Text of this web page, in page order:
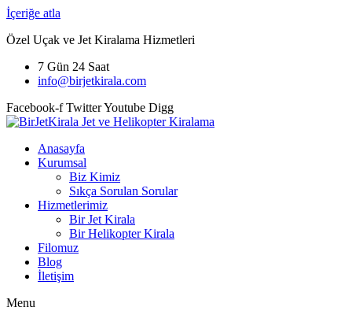
İçeriğe atla
Özel Uçak ve Jet Kiralama Hizmetleri
7 Gün 24 Saat
info@birjetkirala.com
Facebook-f TwitterYoutube Digg
Anasayfa
Kurumsal
Biz Kimiz
Sıkça Sorulan Sorular
Hizmetlerimiz
Bir Jet Kirala
Bir Helikopter Kirala
Filomuz
Blog
İletişim
Menu